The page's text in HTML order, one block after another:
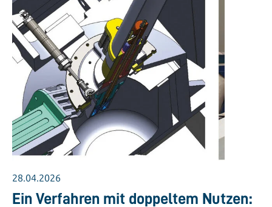
28.04.2026
Ein Verfahren mit doppeltem Nutzen: